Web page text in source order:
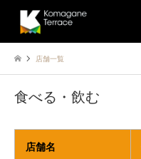
店舗一覧
食べる・飲む
店舗名